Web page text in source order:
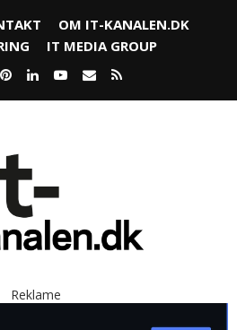
OM IT-KANALEN.DK
IT MEDIA GROUP
Reklame